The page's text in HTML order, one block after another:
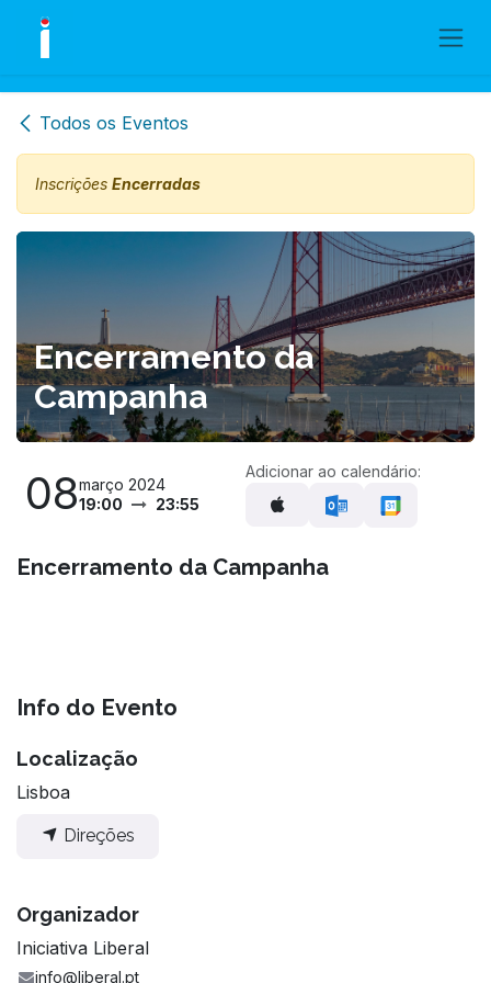
Skip to Content
Todos os Eventos
Inscrições Encerradas
Encerramento da
Campanha
08março 2024
19:00
23:55
Adicionar ao calendário:
Encerramento da Campanha
Info do Evento
Localização
Lisboa
Direções
Organizador
Iniciativa Liberal
info@liberal.pt